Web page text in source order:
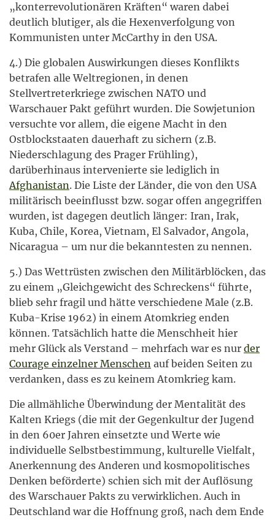
„konterrevolutionären Kräften“ waren dabei
deutlich blutiger, als die Hexenverfolgung von
Kommunisten unter McCarthy in den USA.
4.) Die globalen Auswirkungen dieses Konflikts
betrafen alle Weltregionen, in denen
Stellvertreterkriege zwischen NATO und
Warschauer Pakt geführt wurden. Die Sowjetunion
versuchte vor allem, die eigene Macht in den
Ostblockstaaten dauerhaft zu sichern (z.B.
Niederschlagung des Prager Frühling),
darüberhinaus intervenierte sie lediglich in
Afghanistan. Die Liste der Länder, die von den USA
militärisch beeinflusst bzw. sogar offen angegriffen
wurden, ist dagegen deutlich länger: Iran, Irak,
Kuba, Chile, Korea, Vietnam, El Salvador, Angola,
Nicaragua – um nur die bekanntesten zu nennen.
5.) Das Wettrüsten zwischen den Militärblöcken, das
zu einem „Gleichgewicht des Schreckens“ führte,
blieb sehr fragil und hätte verschiedene Male (z.B.
Kuba-Krise 1962) in einem Atomkrieg enden
können. Tatsächlich hatte die Menschheit hier
mehr Glück als Verstand – mehrfach war es nur der
Courage einzelner Menschen auf beiden Seiten zu
verdanken, dass es zu keinem Atomkrieg kam.
Die allmähliche Überwindung der Mentalität des
Kalten Kriegs (die mit der Gegenkultur der Jugend
in den 60er Jahren einsetzte und Werte wie
individuelle Selbstbestimmung, kulturelle Vielfalt,
Anerkennung des Anderen und kosmopolitisches
Denken beförderte) schien sich mit der Auflösung
des Warschauer Pakts zu verwirklichen. Auch in
Deutschland war die Hoffnung groß, nach dem Ende